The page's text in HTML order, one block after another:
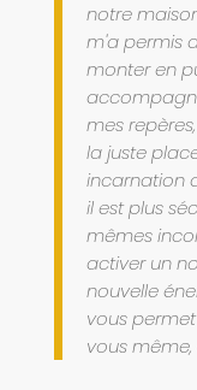
notre
m'a permis
monter en
mes
la juste
incarnation
il est plus
mêmes
activer un
nouvelle
vous
vous